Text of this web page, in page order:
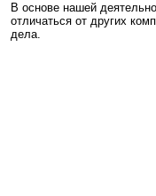
В основе нашей
отличаться от других
дела.